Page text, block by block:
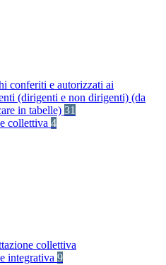
conferiti e autorizzati ai
(dirigenti e non dirigenti) (da
in tabelle) 31
collettiva 4
collettiva
integrativa 9